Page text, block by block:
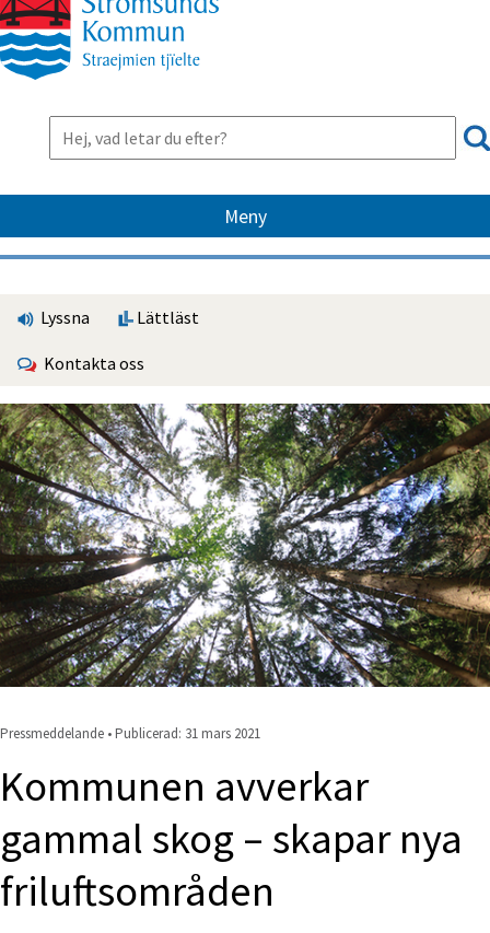
Meny
Lyssna Lättläst
Kontakta oss
Pressmeddelande • Publicerad: 31 mars 2021
Kommunen avverkar
gammal skog – skapar nya
friluftsområden